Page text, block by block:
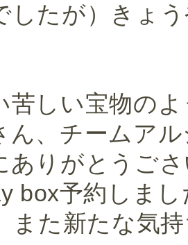
したが）きょ
苦しい宝物の
ん、チームア
ありがとうご
box予約しまし
また新たな気